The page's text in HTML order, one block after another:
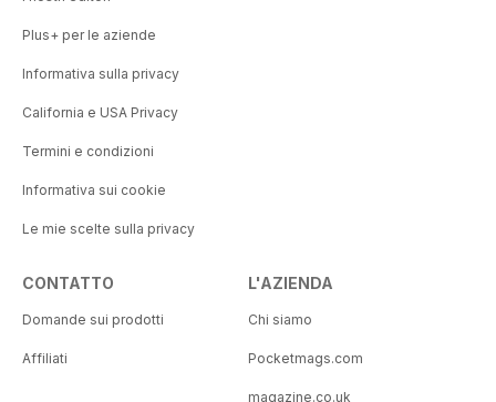
Plus+ per le aziende
Informativa sulla privacy
California e USA Privacy
Termini e condizioni
Informativa sui cookie
Le mie scelte sulla privacy
CONTATTO
Domande sui prodotti
Affiliati
L'AZIENDA
Chi siamo
Pocketmags.com
magazine.co.uk